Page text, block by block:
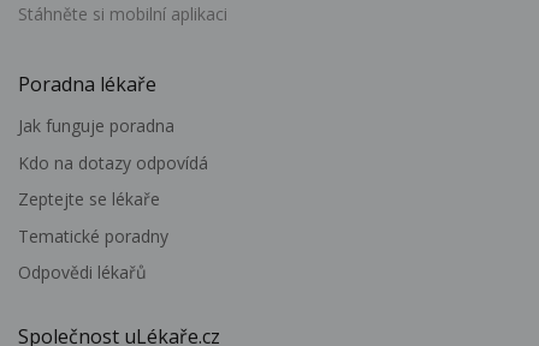
Stáhněte si mobilní aplikaci
Poradna lékaře
Jak funguje poradna
Kdo na dotazy odpovídá
Zeptejte se lékaře
Tematické poradny
Odpovědi lékařů
Společnost uLékaře.cz